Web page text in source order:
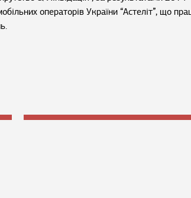
операторів України “Астеліт”, що